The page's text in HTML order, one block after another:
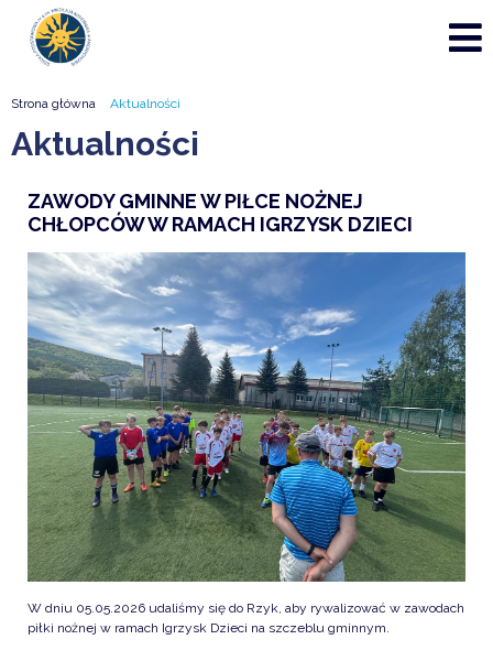
Strona główna Aktualności
Aktualności
ZAWODY GMINNE W PIŁCE NOŻNEJ
CHŁOPCÓW W RAMACH IGRZYSK DZIECI
W dniu 05.05.2026 udaliśmy się do Rzyk, aby rywalizować w zawodach
piłki nożnej w ramach Igrzysk Dzieci na szczeblu gminnym.